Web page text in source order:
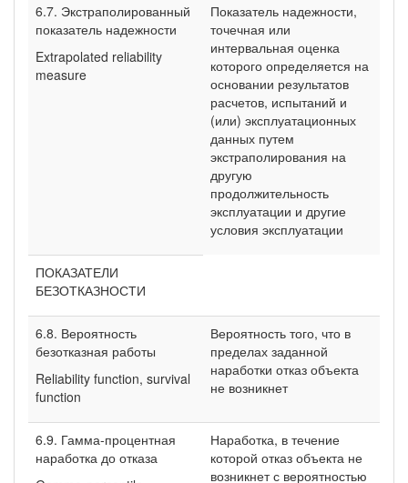
6.7. Экстраполированный
показатель надежности
Extrapolated reliability
measure
Показатель надежности,
точечная или
интервальная оценка
которого определяется на
основании результатов
расчетов, испытаний и
(или) эксплуатационных
данных путем
экстраполирования на
другую
продолжительность
эксплуатации и другие
условия эксплуатации
ПОКАЗАТЕЛИ
БЕЗОТКАЗНОСТИ
6.8. Вероятность
безотказная работы
Reliability function, survival
function
Вероятность того, что в
пределах заданной
наработки отказ объекта
не возникнет
6.9. Гамма-процентная
наработка до отказа
Наработка, в течение
которой отказ объекта не
возникнет с вероятностью